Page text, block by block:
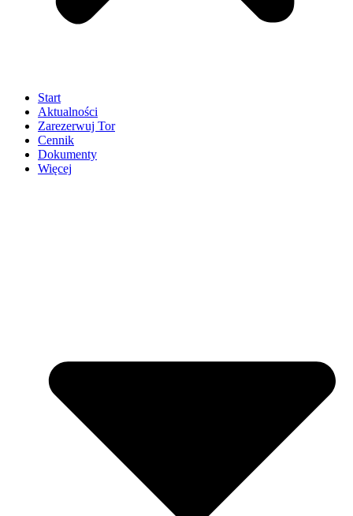
Start
Aktualności
Zarezerwuj Tor
Cennik
Dokumenty
Więcej